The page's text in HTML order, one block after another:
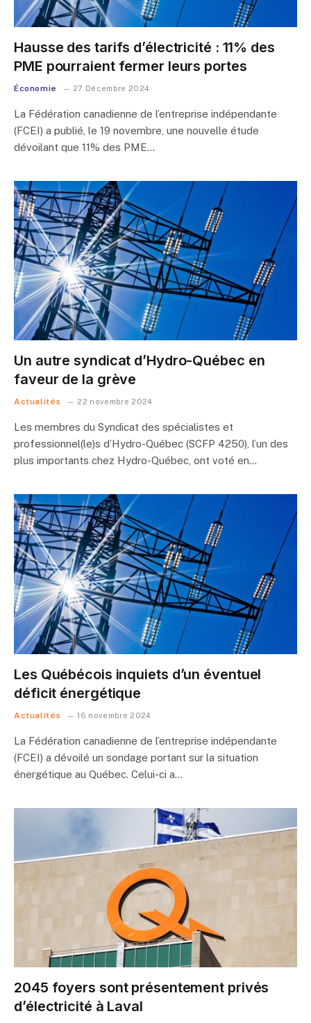
Hausse des tarifs d’électricité : 11% des
PME pourraient fermer leurs portes
Économie 27 Décembre 2024
La Fédération canadienne de l’entreprise indépendante
(FCEI) a publié, le 19 novembre, une nouvelle étude
dévoilant que 11% des PME…
Un autre syndicat d’Hydro-Québec en
faveur de la grève
Actualités 22 novembre 2024
Les membres du Syndicat des spécialistes et
professionnel(le)s d’Hydro-Québec (SCFP 4250), l’un des
plus importants chez Hydro-Québec, ont voté en…
Les Québécois inquiets d’un éventuel
déficit énergétique
Actualités 16 novembre 2024
La Fédération canadienne de l’entreprise indépendante
(FCEI) a dévoilé un sondage portant sur la situation
énergétique au Québec. Celui-ci a…
2045 foyers sont présentement privés
d’électricité à Laval